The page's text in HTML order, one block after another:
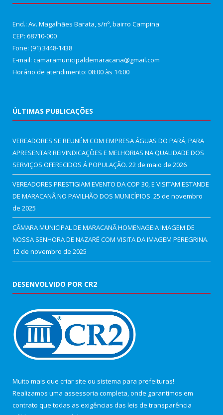
End.: Av. Magalhães Barata, s/nº, bairro Campina
CEP: 68710-000
Fone: (91) 3448-1438
E-mail: camaramunicipaldemaracana@gmail.com
Horário de atendimento: 08:00 às 14:00
ÚLTIMAS PUBLICAÇÕES
VEREADORES SE REUNÉM COM EMPRESA ÁGUAS DO PARÁ, PARA
APRESENTAR REIVINDICAÇÕES E MELHORIAS NA QUALIDADE DOS
SERVIÇOS OFERECIDOS Á POPULAÇÃO. 22 de maio de 2026
VEREADORES PRESTIGIAM EVENTO DA COP 30, E VISITAM ESTANDE
DE MARACANÃ NO PAVILHÃO DOS MUNICÍPIOS. 25 de novembro
de 2025
CÂMARA MUNICIPAL DE MARACANÃ HOMENAGEIA IMAGEM DE
NOSSA SENHORA DE NAZARÉ COM VISITA DA IMAGEM PEREGRINA.
12 de novembro de 2025
DESENVOLVIDO POR CR2
Muito mais que criar site ou sistema para prefeituras!
Realizamos uma assessoria completa, onde garantimos em
contrato que todas as exigências das leis de transparência